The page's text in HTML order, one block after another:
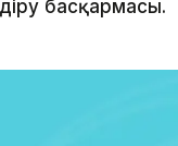
басқармасы.